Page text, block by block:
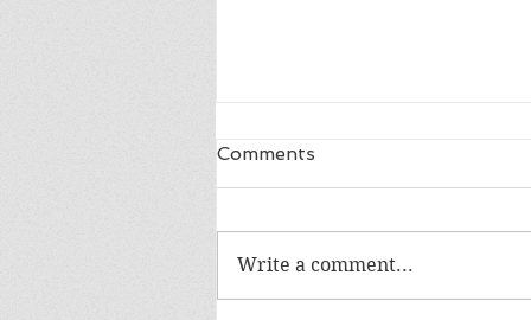
Comments
Write a comment...